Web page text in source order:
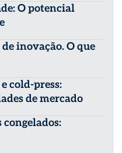
O potencial
inovação. O que
cold-press:
de mercado